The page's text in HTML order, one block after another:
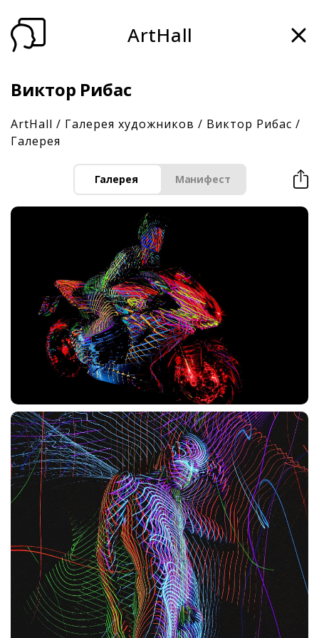
ArtHall
Виктор Рибас
ArtHall / Галерея художников / Виктор Рибас /
Галерея
Галерея Манифест